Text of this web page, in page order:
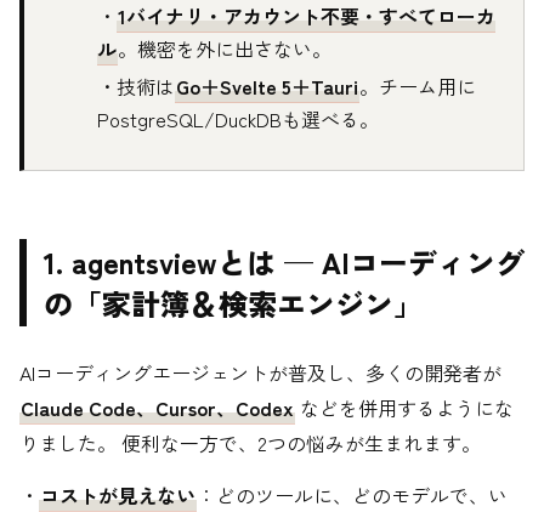
・ 1バイナリ・アカウント不要・すべてローカ
ル。機密を外に出さない。
・技術はGo＋Svelte 5＋Tauri。チーム用に
PostgreSQL/DuckDBも選べる。
1. agentsviewとは — AIコーディング
の「家計簿＆検索エンジン」
AIコーディングエージェントが普及し、多くの開発者が
Claude Code、Cursor、Codex などを併用するようにな
りました。 便利な一方で、2つの悩みが生まれます。
・ コストが見えない ：どのツールに、どのモデルで、い